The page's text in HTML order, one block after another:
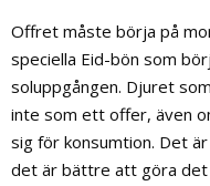
Offret måste börja på
speciella Eid-bön som
soluppgången. Djuret
inte som ett offer, även
sig för konsumtion. Det
det är bättre att göra det